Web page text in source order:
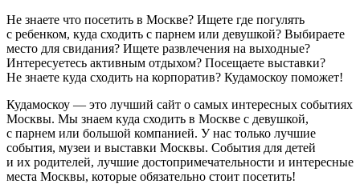
Не знаете что посетить в Москве? Ищете где погулять
с ребенком, куда сходить с парнем или девушкой? Выбираете
место для свидания? Ищете развлечения на выходные?
Интересуетесь активным отдыхом? Посещаете выставки?
Не знаете куда сходить на корпоратив? Кудамоскоу поможет!
Кудамоскоу — это лучший сайт о самых интересных событиях
Москвы. Мы знаем куда сходить в Москве с девушкой,
с парнем или большой компанией. У нас только лучшие
события, музеи и выставки Москвы. События для детей
и их родителей, лучшие достопримечательности и интересные
места Москвы, которые обязательно стоит посетить!